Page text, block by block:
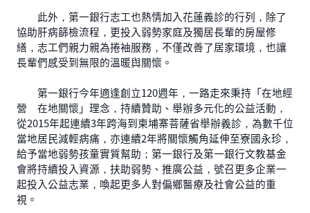
此外，第一銀行志工也熱情加入花蓮義診的行列，除了
協助肝病篩檢流程，更投入弱勢家庭及獨居長輩的房屋修
繕，志工們親力親為捲袖服務，不僅改善了居家環境，也讓
長輩們感受到無限的溫暖與關懷。
第一銀行今年適逢創立120週年，一路走來秉持「在地經
營 在地關懷」理念，持續贊助、舉辦多元化的公益活動，
從2015年起連續3年跨海到柬埔寨菩薩省舉辦義診，為數千位
當地居民減輕病痛，亦連續2年將關懷觸角延伸至寮國永珍，
給予當地弱勢孩童實質幫助；第一銀行及第一銀行文教基金
會將持續投入資源，扶助弱勢、推廣公益，號召更多企業一
起投入公益志業，喚起更多人對偏鄉醫療及社會公益的重
視。